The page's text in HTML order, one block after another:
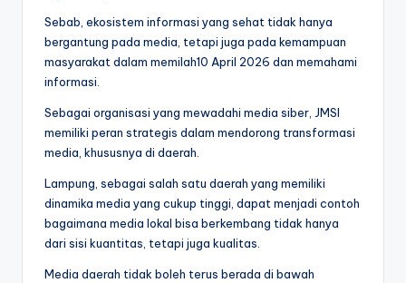
Sebab, ekosistem informasi yang sehat tidak hanya
bergantung pada media, tetapi juga pada kemampuan
masyarakat dalam memilah10 April 2026 dan memahami
informasi.
Sebagai organisasi yang mewadahi media siber, JMSI
memiliki peran strategis dalam mendorong transformasi
media, khususnya di daerah.
Lampung, sebagai salah satu daerah yang memiliki
dinamika media yang cukup tinggi, dapat menjadi contoh
bagaimana media lokal bisa berkembang tidak hanya
dari sisi kuantitas, tetapi juga kualitas.
Media daerah tidak boleh terus berada di bawah